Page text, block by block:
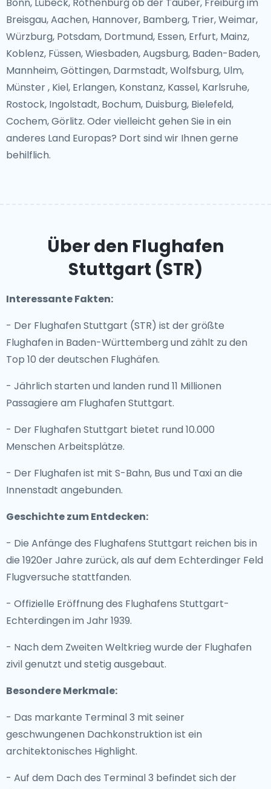
Breisgau, Aachen, Hannover, Bamberg, Trier, Weimar,
Würzburg, Potsdam, Dortmund, Essen, Erfurt, Mainz,
Koblenz, Füssen, Wiesbaden, Augsburg, Baden-Baden,
Mannheim, Göttingen, Darmstadt, Wolfsburg, Ulm,
Münster , Kiel, Erlangen, Konstanz, Kassel, Karlsruhe,
Rostock, Ingolstadt, Bochum, Duisburg, Bielefeld,
Cochem, Görlitz. Oder vielleicht gehen Sie in ein
anderes Land Europas? Dort sind wir Ihnen gerne
behilflich.
Über den Flughafen
Stuttgart (STR)
Interessante Fakten:
- Der Flughafen Stuttgart (STR) ist der größte
Flughafen in Baden-Württemberg und zählt zu den
Top 10 der deutschen Flughäfen.
- Jährlich starten und landen rund 11 Millionen
Passagiere am Flughafen Stuttgart.
- Der Flughafen Stuttgart bietet rund 10.000
Menschen Arbeitsplätze.
- Der Flughafen ist mit S-Bahn, Bus und Taxi an die
Innenstadt angebunden.
Geschichte zum Entdecken:
- Die Anfänge des Flughafens Stuttgart reichen bis in
die 1920er Jahre zurück, als auf dem Echterdinger Feld
Flugversuche stattfanden.
- Offizielle Eröffnung des Flughafens Stuttgart-
Echterdingen im Jahr 1939.
- Nach dem Zweiten Weltkrieg wurde der Flughafen
zivil genutzt und stetig ausgebaut.
Besondere Merkmale:
- Das markante Terminal 3 mit seiner
geschwungenen Dachkonstruktion ist ein
architektonisches Highlight.
- Auf dem Dach des Terminal 3 befindet sich der